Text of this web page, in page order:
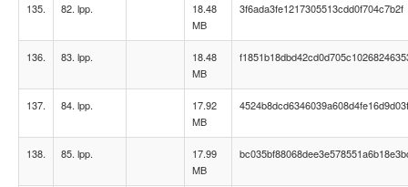
135. 82. lpp.
18.48
MB
3f6ada3fe1217305513cdd0f704c7b2f
136. 83. lpp.
18.48
MB
137. 84. lpp.
17.92
MB
4524b8dcd6346039a608d4fe16d9d03f
138. 85. lpp.
17.99
MB